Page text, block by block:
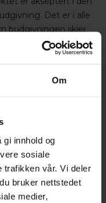
Om
gi innhold og
sosiale
trafikken vår. Vi deler
bruker nettstedet
medier,
Det er i alle
budgivningen skjer
og eventuelt
budgivning og
er ikke selger av
aksepter budet etter
(selger).
EU-kontroll kan